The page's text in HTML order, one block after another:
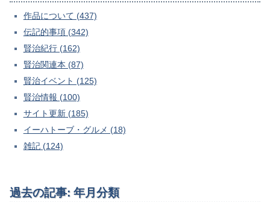
作品について (437)
伝記的事項 (342)
賢治紀行 (162)
賢治関連本 (87)
賢治イベント (125)
賢治情報 (100)
サイト更新 (185)
イーハトーブ・グルメ (18)
雑記 (124)
過去の記事: 年月分類